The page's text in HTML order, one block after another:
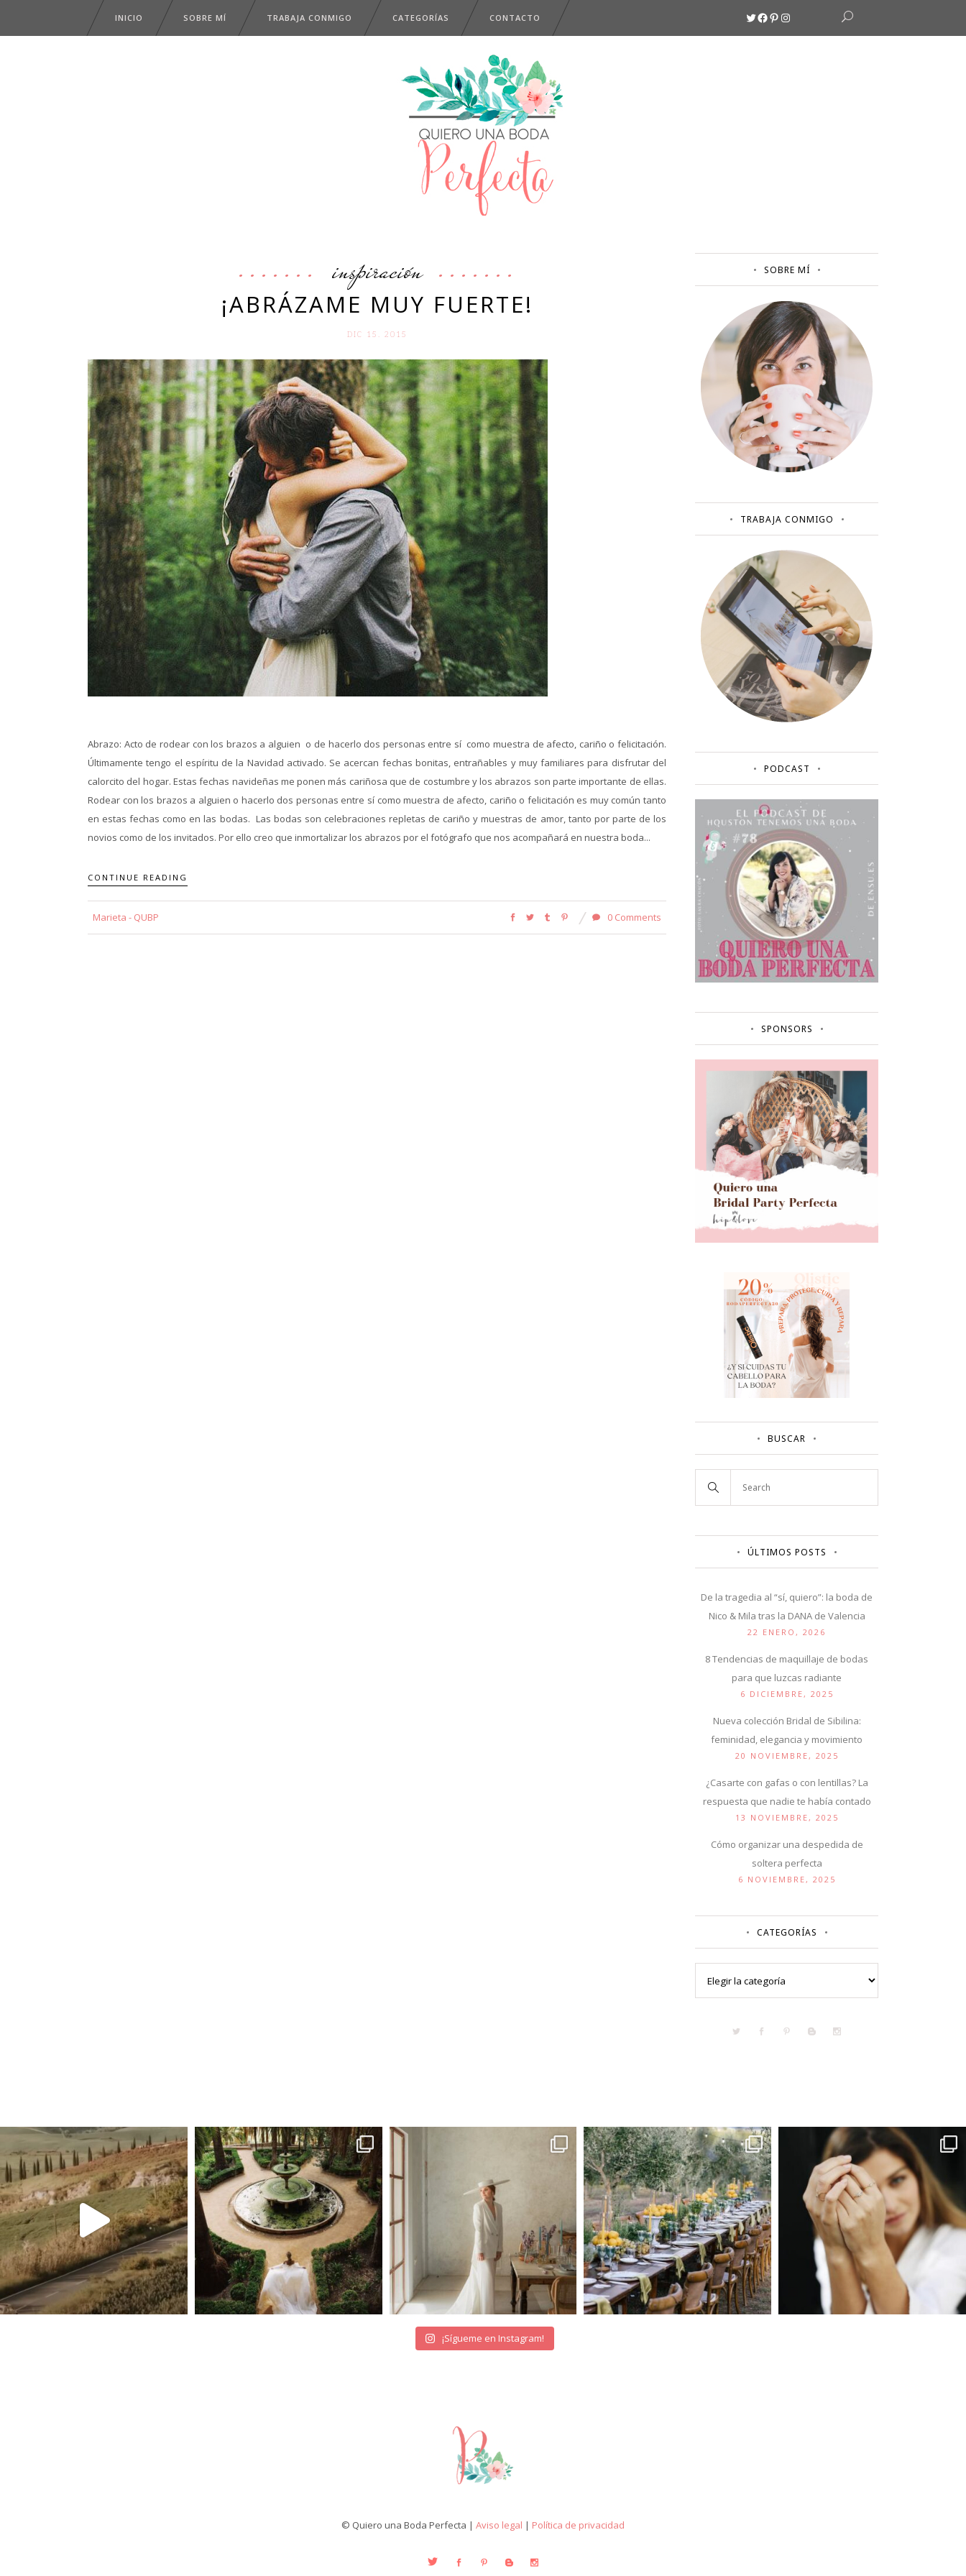
INICIO SOBRE MÍ TRABAJA CONMIGO CATEGORÍAS CONTACTO Twitter
Facebook
Pinterest
Instagram
inspiración
¡ABRÁZAME MUY FUERTE!
DIC 15. 2015
Abrazo: Acto de rodear con los brazos a alguien o de hacerlo dos personas entre sí como muestra de afecto, cariño o felicitación.
Últimamente tengo el espíritu de la Navidad activado. Se acercan fechas bonitas, entrañables y muy familiares para disfrutar del
calorcito del hogar. Estas fechas navideñas me ponen más cariñosa que de costumbre y los abrazos son parte importante de ellas.
Rodear con los brazos a alguien o hacerlo dos personas entre sí como muestra de afecto, cariño o felicitación es muy común tanto
en estas fechas como en las bodas. Las bodas son celebraciones repletas de cariño y muestras de amor, tanto por parte de los
novios como de los invitados. Por ello creo que inmortalizar los abrazos por el fotógrafo que nos acompañará en nuestra boda...
CONTINUE READING
Marieta - QUBP 0 Comments
SOBRE MÍ
TRABAJA CONMIGO
PODCAST
SPONSORS
BUSCAR
ÚLTIMOS POSTS
De la tragedia al “sí, quiero”: la boda de
Nico & Mila tras la DANA de Valencia
22 ENERO, 2026
8 Tendencias de maquillaje de bodas
para que luzcas radiante
6 DICIEMBRE, 2025
Nueva colección Bridal de Sibilina:
feminidad, elegancia y movimiento
20 NOVIEMBRE, 2025
¿Casarte con gafas o con lentillas? La
respuesta que nadie te había contado
13 NOVIEMBRE, 2025
Cómo organizar una despedida de
soltera perfecta
6 NOVIEMBRE, 2025
CATEGORÍAS
¡Sígueme en Instagram!
© Quiero una Boda Perfecta | Aviso legal | Política de privacidad